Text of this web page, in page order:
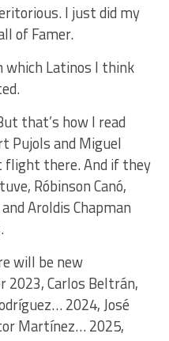
I just did my
of Famer.
which Latinos I think
that’s how I read
Pujols and Miguel
flight there. And if they
Róbinson Canó,
Aroldis Chapman
will be new
2023, Carlos Beltrán,
2024, José
Martínez… 2025,